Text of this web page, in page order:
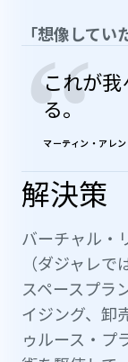
「想像してい
“
これが我
る。
マーティン・アレ
解決策
バーチャル・
（ダジャレ
スペースプラ
イジング、卸
ゥルース・プ